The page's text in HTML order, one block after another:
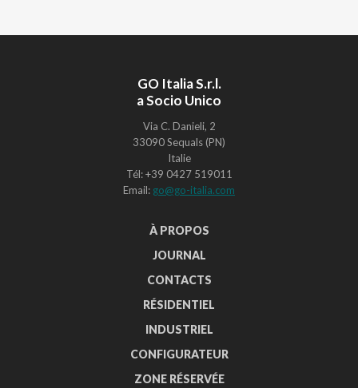
GO Italia S.r.l.
a Socio Unico
Via C. Danieli, 2
33090 Sequals (PN)
Italie
Tél: +39 0427 519011
Email: go@go-italia.com
À PROPOS
JOURNAL
CONTACTS
RÉSIDENTIEL
INDUSTRIEL
CONFIGURATEUR
ZONE RÉSERVÉE